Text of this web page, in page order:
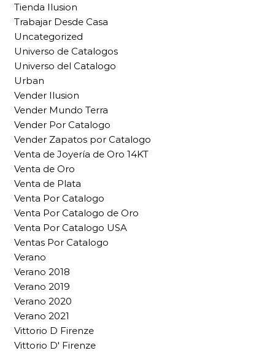
Tienda Ilusion
Trabajar Desde Casa
Uncategorized
Universo de Catalogos
Universo del Catalogo
Urban
Vender Ilusion
Vender Mundo Terra
Vender Por Catalogo
Vender Zapatos por Catalogo
Venta de Joyería de Oro 14KT
Venta de Oro
Venta de Plata
Venta Por Catalogo
Venta Por Catalogo de Oro
Venta Por Catalogo USA
Ventas Por Catalogo
Verano
Verano 2018
Verano 2019
Verano 2020
Verano 2021
Vittorio D Firenze
Vittorio D' Firenze